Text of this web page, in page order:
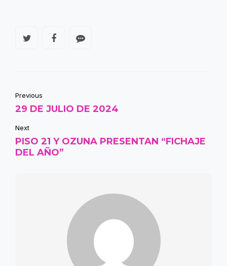
Previous
29 DE JULIO DE 2024
Next
PISO 21 Y OZUNA PRESENTAN “FICHAJE
DEL AÑO”